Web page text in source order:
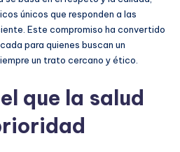
únicos que responden a las
Este compromiso ha convertido
para quienes buscan un
un trato cercano y ético.
que la salud